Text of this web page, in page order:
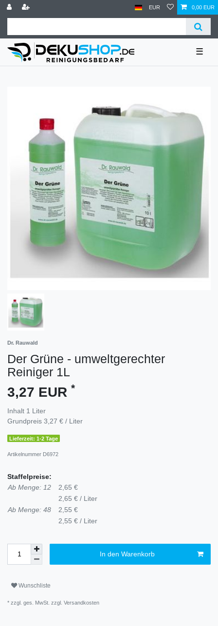
EUR 0,00 EUR
☰
Dr. Rauwald
Der Grüne - umweltgerechter
Reiniger 1L
3,27 EUR *
Inhalt 1 Liter
Grundpreis 3,27 € / Liter
Lieferzeit: 1-2 Tage
Artikelnummer D6972
Staffelpreise:
Ab Menge: 12
2,65 €
2,65 € / Liter
Ab Menge: 48
2,55 €
2,55 € / Liter
In den Warenkorb
Wunschliste
* zzgl. ges. MwSt. zzgl. Versandkosten